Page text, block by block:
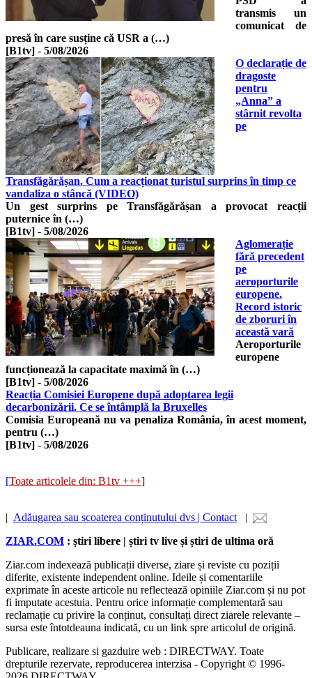
transmis un
comunicat de
presă în care susține că USR a (…)
[B1tv] - 5/08/2026
O declarație de
dragoste
pentru
„Anna” a
stârnit revolta
pe
Transfăgărășan. Cum a reacționat turistul surprins în timp ce
vandaliza o stâncă (VIDEO)
Un gest surprins pe Transfăgărășan a provocat reacții
puternice în (…)
[B1tv] - 5/08/2026
Aglomerație
fără precedent
pe
aeroporturile
europene.
Record istoric
de zboruri în
această vară
Aeroporturile
europene
funcționează la capacitate maximă în (…)
[B1tv] - 5/08/2026
Reacția Comisiei Europene după adoptarea legii
decarbonizării. Ce se întâmplă la Bruxelles
Comisia Europeană nu va penaliza România, în acest moment,
pentru (…)
[B1tv] - 5/08/2026
[Toate articolele din: B1tv +++]
| Adăugarea sau scoaterea conținutului dvs | Contact |
ZIAR.COM : știri libere | știri tv live și știri de ultima oră
Ziar.com indexează publicații diverse, ziare și reviste cu poziții
diferite, existente independent online. Ideile și comentariile
exprimate în aceste articole nu reflectează opiniile Ziar.com și nu pot
fi imputate acestuia. Pentru orice informație complementară sau
reclamație cu privire la conținut, consultați direct ziarele relevante –
sursa este întotdeauna indicată, cu un link spre articolul de origină.
Publicare, realizare si gazduire web : DIRECTWAY. Toate
drepturile rezervate, reproducerea interzisa - Copyright © 1996-